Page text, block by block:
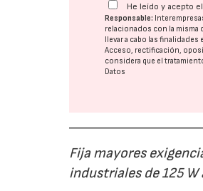
He leído y acepto
Responsable:
relacionados con la misma
llevar a cabo las finalidades
Acceso, rectificación,
considera que el
Datos
Fija mayores
industriales de 125 W